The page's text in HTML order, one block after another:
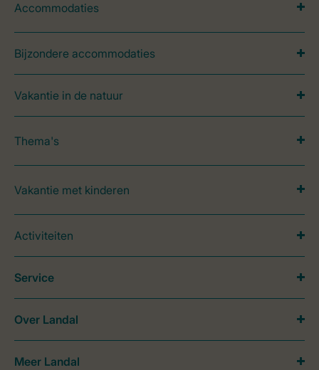
Accommodaties
Bijzondere accommodaties
Vakantie in de natuur
Thema's
Vakantie met kinderen
Activiteiten
Service
Over Landal
Meer Landal